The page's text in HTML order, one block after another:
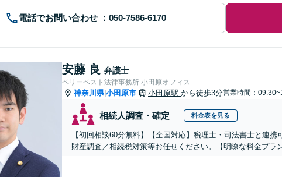
電話でお問い合わせ
安藤 良 弁護士
ベリーベスト法律事務所 小田原オフィス
神奈川県|小田原市 小田原駅 から徒歩3分営業時間：
相続人調査・確定 料金表を見る
【初回相談60分無料】【全国対応】税理士・司法書士と連
財産調査／相続税対策等お任せください。【明瞭な料金プラ